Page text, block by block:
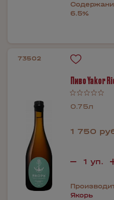
6.5%
73502
Пиво Yakor
0.75л
1 750
Якорь